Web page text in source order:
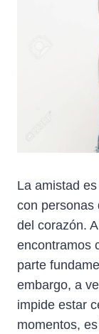
La amistad
con personas
del corazón.
encontramos
parte
embargo, a
impide estar
momentos,